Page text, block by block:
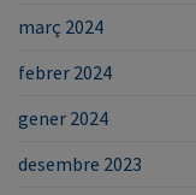
març 2024
febrer 2024
gener 2024
desembre 2023